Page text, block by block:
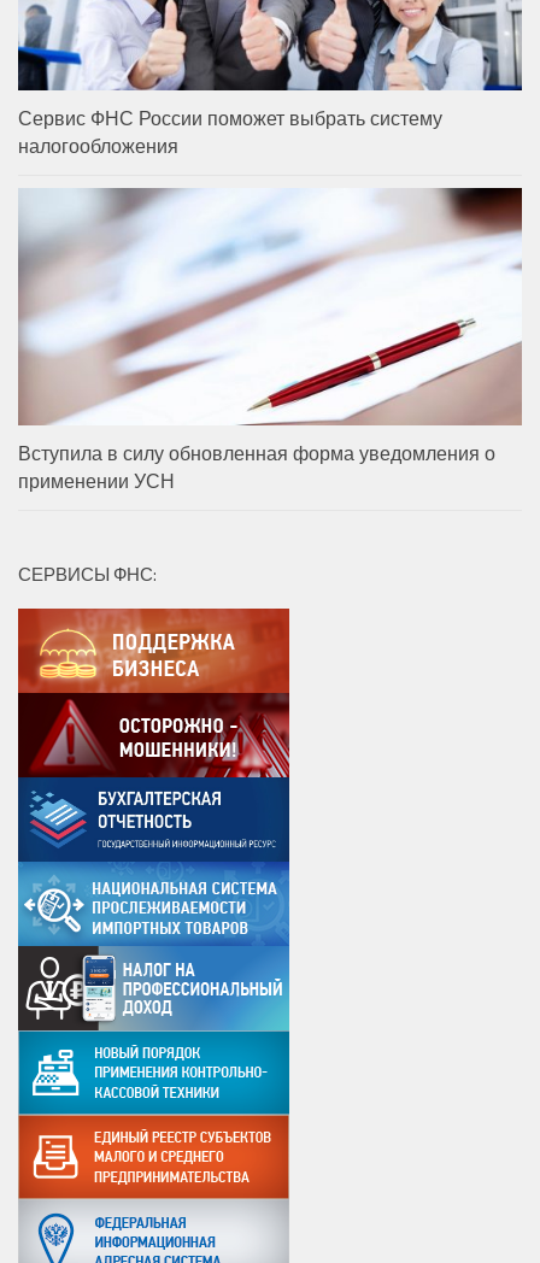
Сервис ФНС России поможет выбрать систему
налогообложения
Вступила в силу обновленная форма уведомления о
применении УСН
СЕРВИСЫ ФНС: